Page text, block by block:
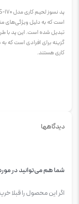
است که به دلیل ویژگی‌های
تبدیل شده است. این پد با
گزینه برای افرادی است که
کاری هستند.
دیدگاهها
شما هم می‌توانید در
اگر این محصول را قبلا